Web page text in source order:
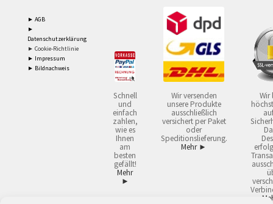
► AGB
►
Datenschutzerklärung
► Cookie-Richtlinie
► Impressum
► Bildnachweis
Schnell
und
einfach
zahlen,
wie es
Ihnen
am
besten
gefällt!
Mehr
►
Wir versenden
unsere Produkte
ausschließlich
versichert per Paket
oder
Speditionslieferung.
Mehr ►
Wir